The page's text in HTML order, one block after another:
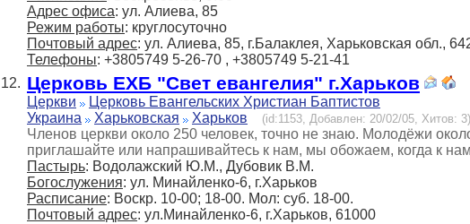
Адрес офиса: ул. Алиева, 85
Режим работы: круглосуточно
Почтовый адрес: ул. Алиева, 85, г.Балаклея, Харьковская обл.,
Телефоны: +3805749 5-26-70 , +3805749 5-21-41
12. Церковь ЕХБ "Свет евангелия" г.Харьков
Церкви
Церковь Евангельских Христиан Баптистов
Украина
Харьковская Харьков (id:1153, Добавлен: 20/02/05, Хитов: 3)
Членов церкви около 250 человек, точно не знаю. Молодёжи
приглашайте или напрашивайтесь к нам, мы обожаем, когда к
Пастырь: Водолажский Ю.М., Дубовик В.М.
Богослужения: ул. Минайленко-6, г.Харьков
Расписание: Воскр. 10-00; 18-00. Мол: суб. 18-00.
Почтовый адрес: ул.Минайленко-6, г.Харьков, 61000